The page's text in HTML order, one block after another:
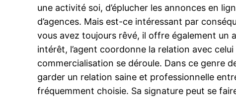
une activité soi, d’éplucher les annonces en
d’agences. Mais est-ce intéressant par
vous avez toujours rêvé, il offre également un
intérêt, l’agent coordonne la relation avec
commercialisation se déroule. Dans ce genre
garder un relation saine et professionnelle
fréquemment choisie. Sa signature peut se